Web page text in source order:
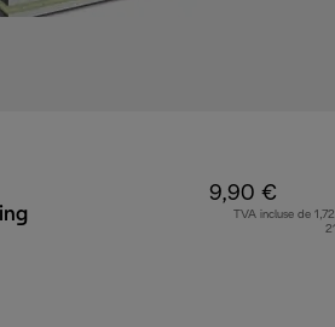
9,90 €
TVA incluse de